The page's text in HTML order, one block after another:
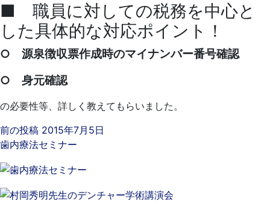
■ 職員に対しての税務を中心と
した具体的な対応ポイント！
○ 源泉徴収票作成時のマイナンバー番号確認
○ 身元確認
の必要性等、詳しく教えてもらいました。
前の投稿 2015年7月5日
歯内療法セミナー